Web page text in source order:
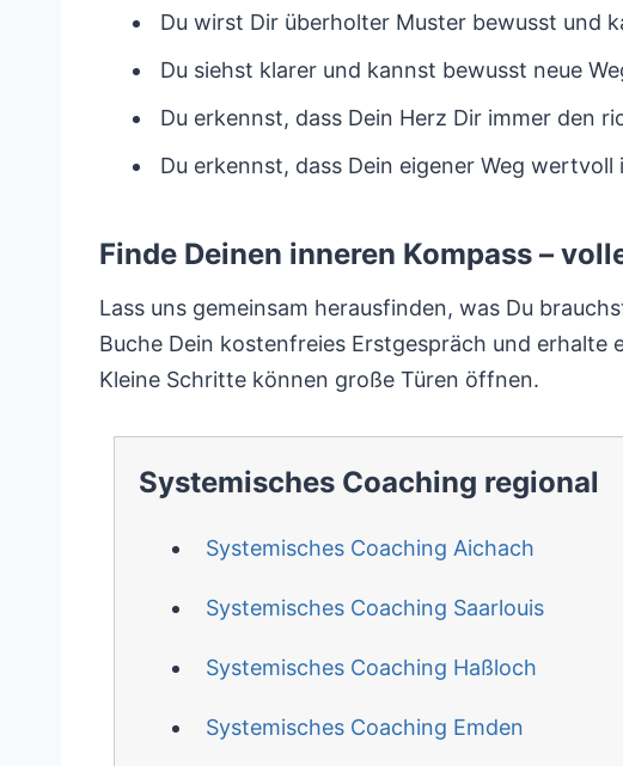
Du wirst Dir überholter Muster bewusst und
Du siehst klarer und kannst bewusst neue
Du erkennst, dass Dein Herz Dir immer den
Du erkennst, dass Dein eigener Weg
Finde Deinen inneren Kompass –
Lass uns gemeinsam herausfinden, was Du
Buche Dein kostenfreies Erstgespräch und erhalte
Kleine Schritte können große Türen öffnen.
Systemisches Coaching regional
Systemisches Coaching Aichach
Systemisches Coaching Saarlouis
Systemisches Coaching Haßloch
Systemisches Coaching Emden